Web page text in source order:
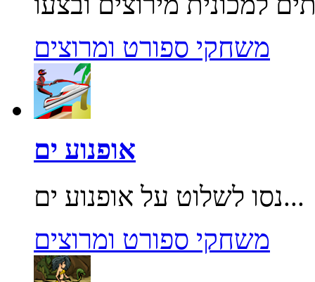
משחקי ספורט ומרוצים
אופנוע ים
נסו לשלוט על אופנוע ים...
משחקי ספורט ומרוצים